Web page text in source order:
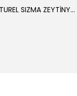
RAVLA ORGANİK NATUREL SIZMA ZEYTİNYAĞI 5L